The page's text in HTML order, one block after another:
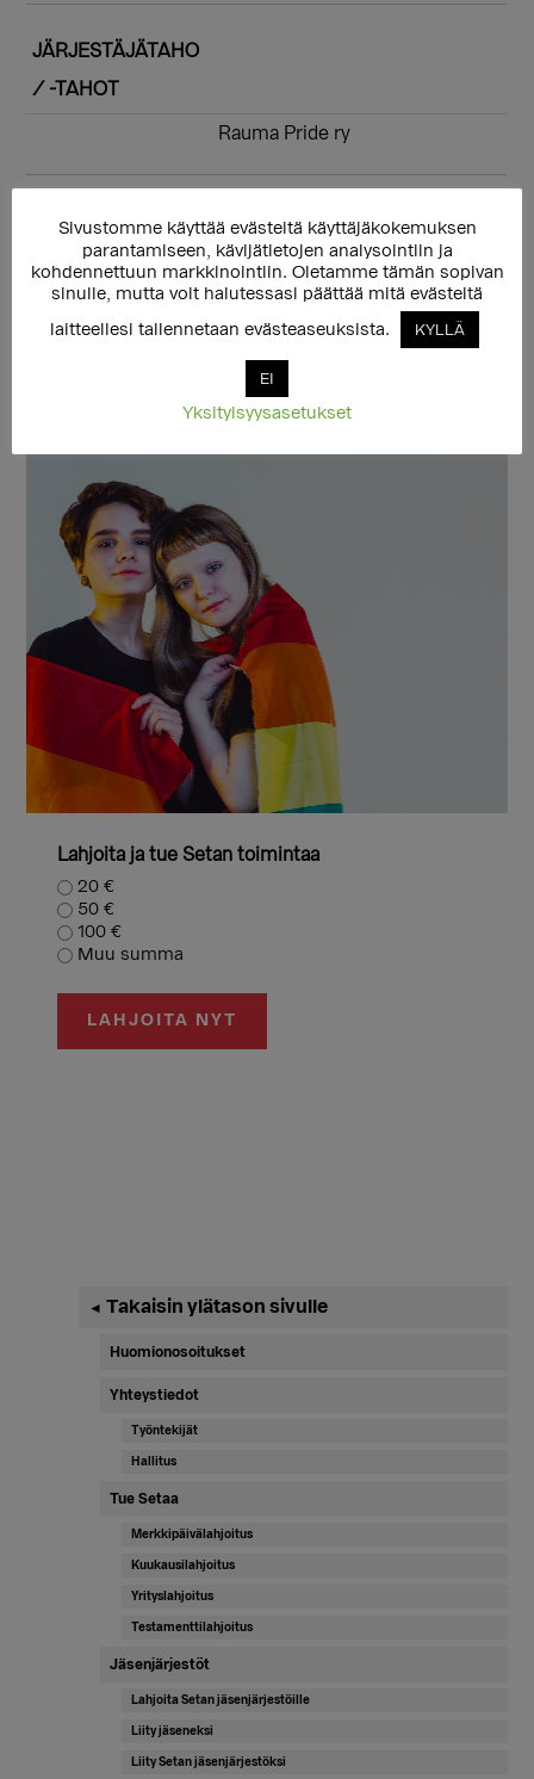
JÄRJESTÄJÄTAHO
/ -TAHOT
Rauma Pride ry
PRIDE
SOMESSA
instagram.com
Lahjoita ja tue Setan toimintaa
20 €
50 €
100 €
Muu summa
LAHJOITA NYT
Ensisijainen
sivupalkki
◄ Takaisin ylätason sivulle
Huomionosoitukset
Yhteystiedot
Työntekijät
Hallitus
Tue Setaa
Merkkipäivälahjoitus
Kuukausilahjoitus
Yrityslahjoitus
Testamenttilahjoitus
Jäsenjärjestöt
Lahjoita Setan jäsenjärjestöille
Liity jäseneksi
Liity Setan jäsenjärjestöksi
Sivustomme käyttää evästeitä käyttäjäkokemuksen
parantamiseen, kävijätietojen analysointiin ja
kohdennettuun markkinointiin. Oletamme tämän sopivan
sinulle, mutta voit halutessasi päättää mitä evästeitä
laitteellesi tallennetaan evästeaseuksista.
KYLLÄ
EI
Yksityisyysasetukset